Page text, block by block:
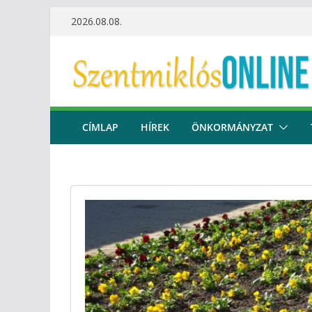
2026.08.08.
CÍMLAP HÍREK ÖNKORMÁNYZAT